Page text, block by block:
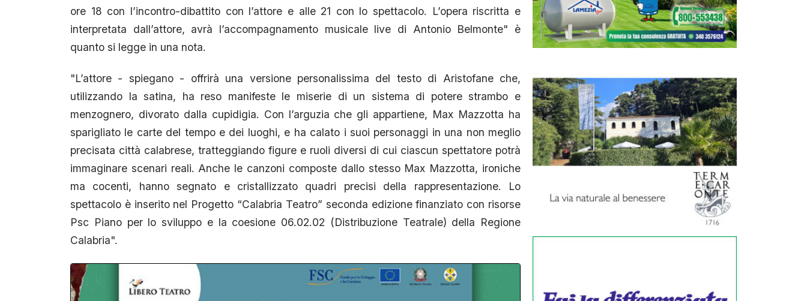
ore 18 con l’incontro-dibattito con l’attore e alle 21 con lo spettacolo. L’opera riscritta e
interpretata dall’attore, avrà l’accompagnamento musicale live di Antonio Belmonte" è
quanto si legge in una nota.
"L’attore - spiegano - offrirà una versione personalissima del testo di Aristofane che,
utilizzando la satina, ha reso manifeste le miserie di un sistema di potere strambo e
menzognero, divorato dalla cupidigia. Con l’arguzia che gli appartiene, Max Mazzotta ha
sparigliato le carte del tempo e dei luoghi, e ha calato i suoi personaggi in una non meglio
precisata città calabrese, tratteggiando figure e ruoli diversi di cui ciascun spettatore potrà
immaginare scenari reali. Anche le canzoni composte dallo stesso Max Mazzotta, ironiche
ma cocenti, hanno segnato e cristallizzato quadri precisi della rappresentazione. Lo
spettacolo è inserito nel Progetto “Calabria Teatro” seconda edizione finanziato con risorse
Psc Piano per lo sviluppo e la coesione 06.02.02 (Distribuzione Teatrale) della Regione
Calabria".